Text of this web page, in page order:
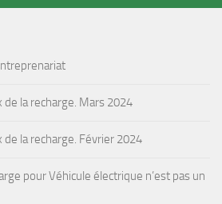
la recharge. Mars 2024
la recharge. Février 2024
pour Véhicule électrique n’est pas un